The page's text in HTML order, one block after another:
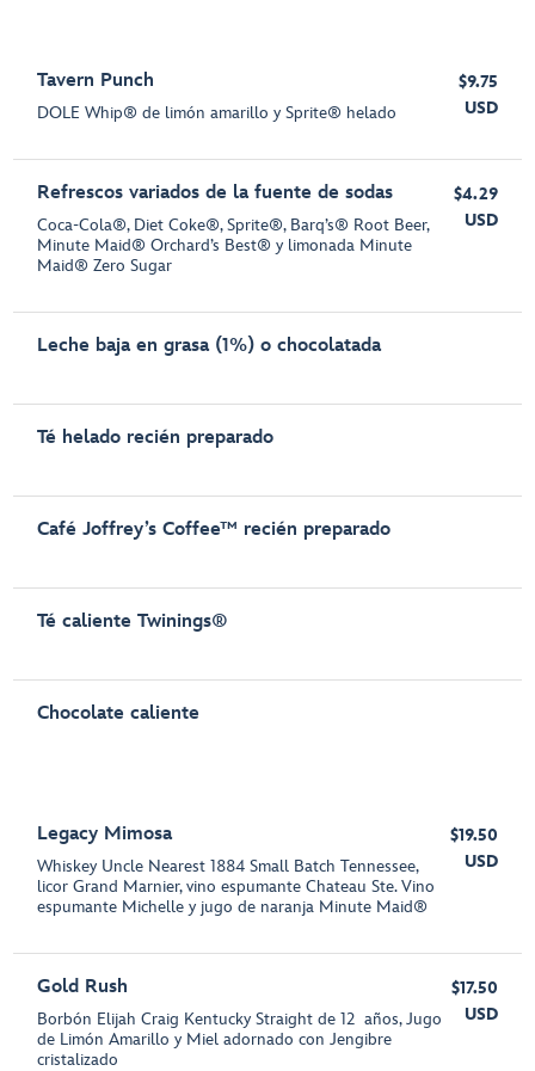
Tavern Punch
DOLE Whip® de limón amarillo y Sprite® helado
$9.75
USD
Refrescos variados de la fuente de sodas
Coca-Cola®, Diet Coke®, Sprite®, Barq’s® Root Beer,
Minute Maid® Orchard’s Best® y limonada Minute
Maid® Zero Sugar
$4.29
USD
Leche baja en grasa (1%) o chocolatada
Té helado recién preparado
Café Joffrey’s Coffee™ recién preparado
Té caliente Twinings®
Chocolate caliente
Legacy Mimosa
Whiskey Uncle Nearest 1884 Small Batch Tennessee,
licor Grand Marnier, vino espumante Chateau Ste. Vino
espumante Michelle y jugo de naranja Minute Maid®
$19.50
USD
Gold Rush
Borbón Elijah Craig Kentucky Straight de 12 años, Jugo
de Limón Amarillo y Miel adornado con Jengibre
cristalizado
$17.50
USD